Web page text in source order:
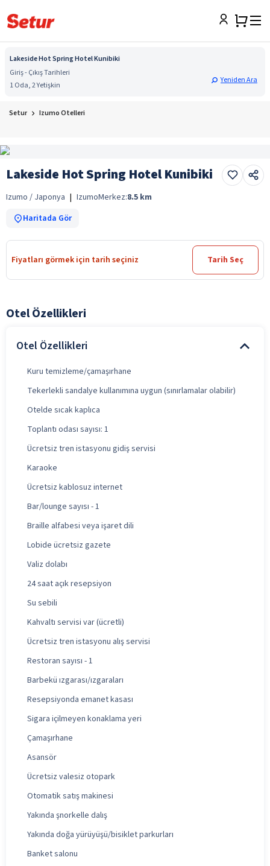
Lakeside Hot Spring Hotel Kunibiki
Giriş - Çıkış Tarihleri
1 Oda, 2 Yetişkin
Yeniden Ara
Setur Izumo Otelleri
Lakeside Hot Spring Hotel Kunibiki
Izumo / Japonya | IzumoMerkez:8.5 km
Haritada Gör
Fiyatları görmek için tarih seçiniz Tarih Seç
Otel Özellikleri
Otel Özellikleri
Kuru temizleme/çamaşırhane
Tekerlekli sandalye kullanımına uygun (sınırlamalar olabilir)
Otelde sıcak kaplıca
Toplantı odası sayısı: 1
Ücretsiz tren istasyonu gidiş servisi
Karaoke
Ücretsiz kablosuz internet
Bar/lounge sayısı - 1
Braille alfabesi veya işaret dili
Lobide ücretsiz gazete
Valiz dolabı
24 saat açık resepsiyon
Su sebili
Kahvaltı servisi var (ücretli)
Ücretsiz tren istasyonu alış servisi
Restoran sayısı - 1
Barbekü ızgarası/ızgaraları
Resepsiyonda emanet kasası
Sigara içilmeyen konaklama yeri
Çamaşırhane
Asansör
Ücretsiz valesiz otopark
Otomatik satış makinesi
Yakında şnorkelle dalış
Yakında doğa yürüyüşü/bisiklet parkurları
Banket salonu